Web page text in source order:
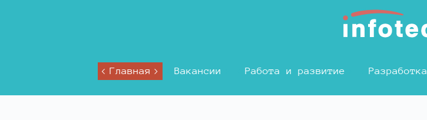
Главная Вакансии Работа и развитие Разработка